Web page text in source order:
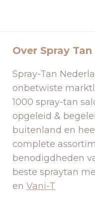
Over Spray
Spray-Tan
onbetwiste
1000 spray-tan
opgeleid &
buitenland en
complete
benodigdheden
beste spraytan
en Vani-T